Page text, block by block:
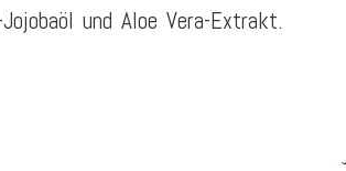
und Aloe Vera-Extrakt.